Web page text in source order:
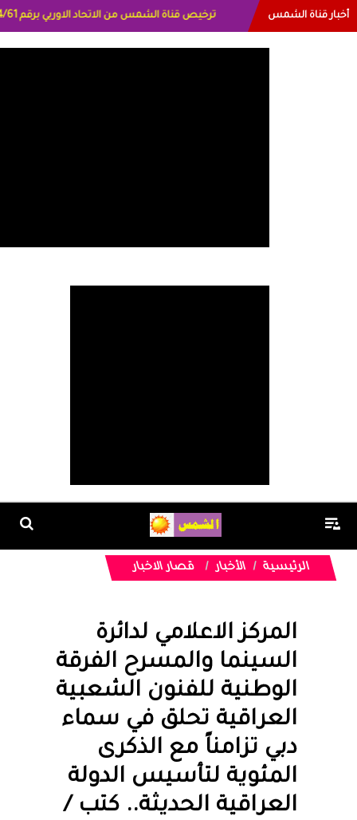
أخبار قناة الشمس
الرئيسية الأخبار قصار الاخبار
المركز الاعلامي لدائرة
السينما والمسرح الفرقة
الوطنية للفنون الشعبية
العراقية تحلق في سماء
دبي تزامناً مع الذكرى
المئوية لتأسيس الدولة
العراقية الحديثة.. كتب /